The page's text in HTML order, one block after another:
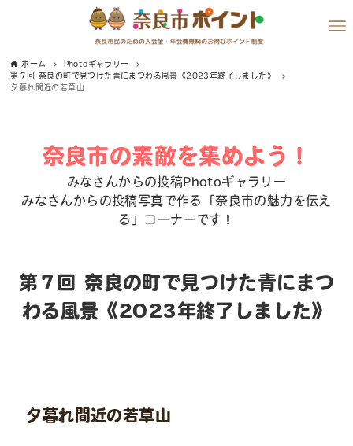
ホーム
Photoギャラリー
第７回 奈良の町で見つけた青にまつわる風景《2023年終了しました》
夕暮れ間近の若草山
奈良市の素敵を集めよう！
みなさんからの投稿Photoギャラリー
みなさんからの投稿写真で作る「奈良市の魅力を伝え
る」コーナーです！
第７回 奈良の町で見つけた青にまつ
わる風景《2023年終了しました》
夕暮れ間近の若草山